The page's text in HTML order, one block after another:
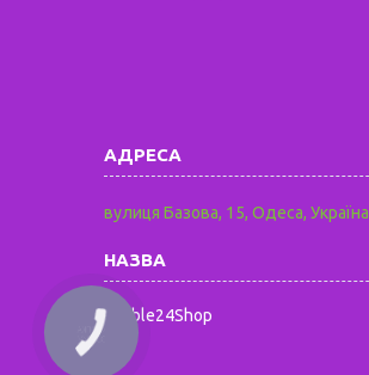
вулиця Базова, 15, Одеса, Україна
Nimble24Shop
КНОПКА
ЗВ'ЯЗКУ